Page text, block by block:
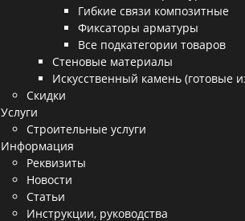
Гибкие связи композитные
Фиксаторы арматуры
Все подкатегории товаров
Стеновые материалы
Искусственный камень (готовые
Скидки
Услуги
Строительные услуги
Информация
Реквизиты
Новости
Статьи
Инструкции, руководства